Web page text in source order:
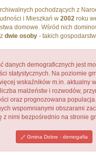
pochodzących z
i Mieszkań w 2002 roku
domowe. Wśród nich
dwie osoby - takich gospodarstw
danych demograficznych jest
statystycznych. Na poziomie
wskaźników m.in. aktualny
małżeństw i rozwodów,
oraz prognozowana populacja.
wspomnianymi obszarami
z nimi bezpośrednio na stronie
Gmina Dobre - demogafia